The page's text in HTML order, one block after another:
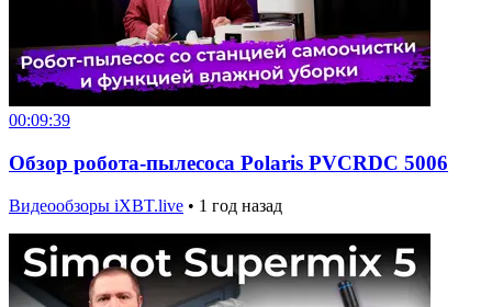
00:09:39
Обзор робота-пылесоса Polaris PVCRDC 5006
Видеообзоры iXBT.live • 1 год назад